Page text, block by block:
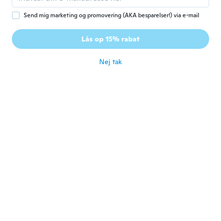
for ca. 5 år siden
Petra
Tilmeldt 2017 288 anmeldelser
Send mig marketing og promovering (AKA besparelser!) via e-mail
Lås op 15% rabat
Nej tak